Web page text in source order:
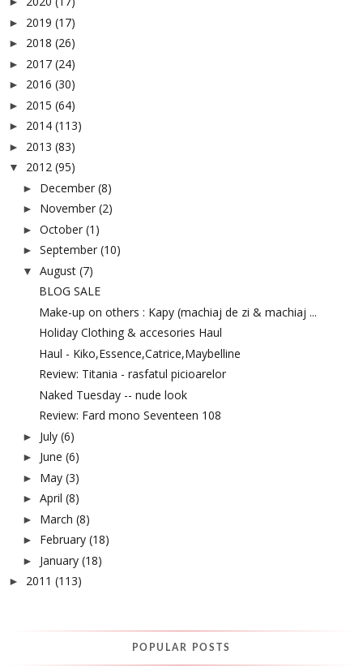
► 2019 (17)
► 2018 (26)
► 2017 (24)
► 2016 (30)
► 2015 (64)
► 2014 (113)
► 2013 (83)
▼ 2012 (95)
► December (8)
► November (2)
► October (1)
► September (10)
▼ August (7)
BLOG SALE
Make-up on others : Kapy (machiaj de zi & machiaj ...
Holiday Clothing & accesories Haul
Haul - Kiko,Essence,Catrice,Maybelline
Review: Titania - rasfatul picioarelor
Naked Tuesday -- nude look
Review: Fard mono Seventeen 108
► July (6)
► June (6)
► May (3)
► April (8)
► March (8)
► February (18)
► January (18)
► 2011 (113)
POPULAR POSTS